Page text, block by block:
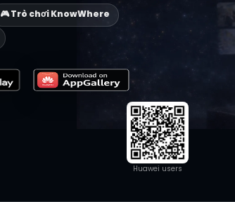
🎮 Trò chơi KnowWhere
Huawei users